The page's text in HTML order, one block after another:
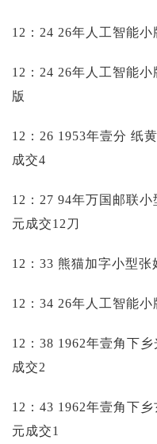
12：24 26年人工智能
12：24 26年人工智能
版
12：26 1953年壹分 纸
成交4
12：27 94年万国邮联
元成交12刀
12：33 熊猫加字小型张
12：34 26年人工智能
12：38 1962年壹角下
成交2
12：43 1962年壹角下
元成交1